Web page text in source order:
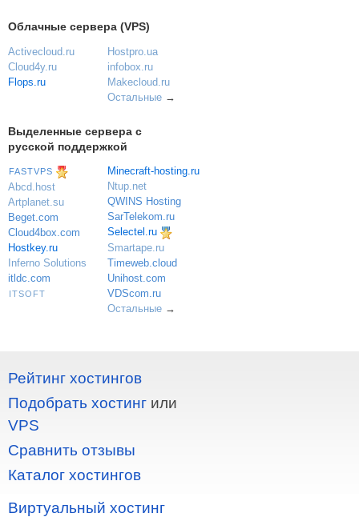
Облачные сервера (VPS)
Activecloud.ru
Cloud4y.ru
Flops.ru
Hostpro.ua
infobox.ru
Makecloud.ru
Остальные→
Выделенные сервера с
русской поддержкой
FASTVPS
Abcd.host
Artplanet.su
Beget.com
Cloud4box.com
Hostkey.ru
Inferno Solutions
itldc.com
ITSOFT
Minecraft-hosting.ru
Ntup.net
QWINS Hosting
SarTelekom.ru
Selectel.ru
Smartape.ru
Timeweb.cloud
Unihost.com
VDScom.ru
Остальные→
Рейтинг хостингов
Подобрать хостинг или
VPS
Сравнить отзывы
Каталог хостингов
Виртуальный хостинг